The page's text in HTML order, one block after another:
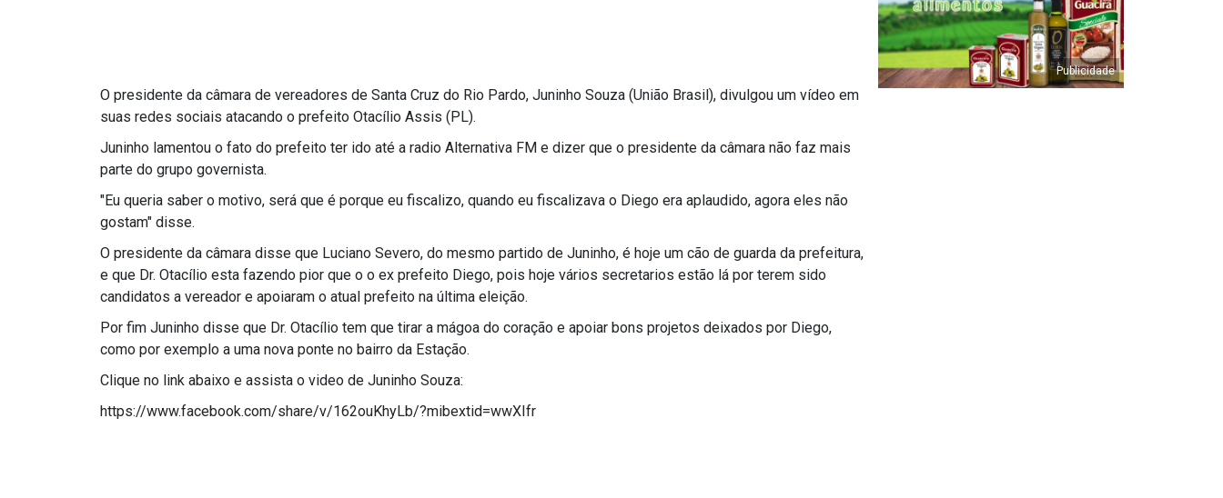
O presidente da câmara de vereadores de Santa Cruz do Rio Pardo, Juninho Souza (União Brasil), divulgou um vídeo em
suas redes sociais atacando o prefeito Otacílio Assis (PL).
Juninho lamentou o fato do prefeito ter ido até a radio Alternativa FM e dizer que o presidente da câmara não faz mais
parte do grupo governista.
"Eu queria saber o motivo, será que é porque eu fiscalizo, quando eu fiscalizava o Diego era aplaudido, agora eles não
gostam" disse.
O presidente da câmara disse que Luciano Severo, do mesmo partido de Juninho, é hoje um cão de guarda da prefeitura,
e que Dr. Otacílio esta fazendo pior que o o ex prefeito Diego, pois hoje vários secretarios estão lá por terem sido
candidatos a vereador e apoiaram o atual prefeito na última eleição.
Por fim Juninho disse que Dr. Otacílio tem que tirar a mágoa do coração e apoiar bons projetos deixados por Diego,
como por exemplo a uma nova ponte no bairro da Estação.
Clique no link abaixo e assista o video de Juninho Souza:
https://www.facebook.com/share/v/162ouKhyLb/?mibextid=wwXIfr